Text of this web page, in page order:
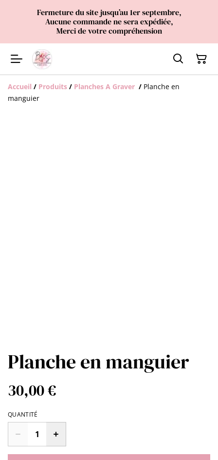
Fermeture du site jusqu’au 1er septembre,
Aucune commande ne sera expédiée,
Merci de votre compréhension
Accueil / Produits / Planches A Graver / Planche en
manguier
Planche en manguier
30,00 €
QUANTITÉ